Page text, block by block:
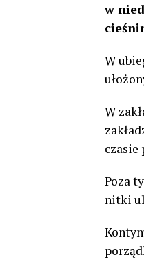
w
W
W
czasie
Poza
nitki